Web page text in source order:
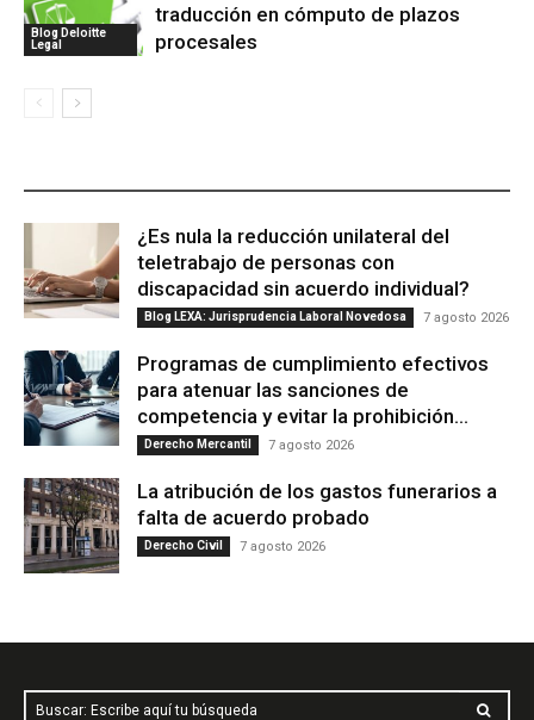
Blog Deloitte
Legal
traducción en cómputo de plazos
procesales
¿Es nula la reducción unilateral del
teletrabajo de personas con
discapacidad sin acuerdo individual?
Blog LEXA: Jurisprudencia Laboral Novedosa 7 agosto 2026
Programas de cumplimiento efectivos
para atenuar las sanciones de
competencia y evitar la prohibición...
Derecho Mercantil 7 agosto 2026
La atribución de los gastos funerarios a
falta de acuerdo probado
Derecho Civil 7 agosto 2026
Buscar: Escribe aquí tu búsqueda